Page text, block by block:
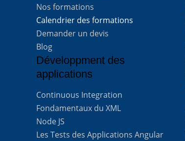
Nos formations
Calendrier des formations
Demander un devis
Blog
Développment des
applications
Continuous Integration
Fondamentaux du XML
Node JS
Les Tests des Applications Angular